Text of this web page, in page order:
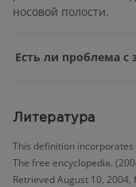
носовой полости.
Есть ли проблема с
Литература
This definition
The free encyclopedia.
Retrieved August 10,